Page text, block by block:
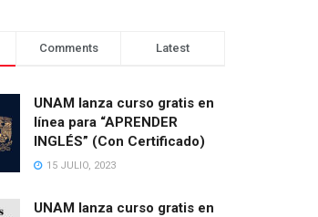
Comments Latest
UNAM lanza curso gratis en
línea para “APRENDER
INGLÉS” (Con Certificado)
15 JULIO, 2023
UNAM lanza curso gratis en